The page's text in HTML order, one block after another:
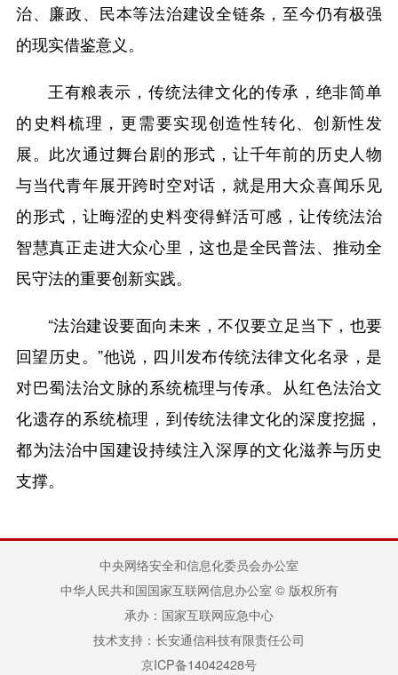
治、廉政、民本等法治建设全链条，至今仍有极强
的现实借鉴意义。
王有粮表示，传统法律文化的传承，绝非简单
的史料梳理，更需要实现创造性转化、创新性发
展。此次通过舞台剧的形式，让千年前的历史人物
与当代青年展开跨时空对话，就是用大众喜闻乐见
的形式，让晦涩的史料变得鲜活可感，让传统法治
智慧真正走进大众心里，这也是全民普法、推动全
民守法的重要创新实践。
“法治建设要面向未来，不仅要立足当下，也要
回望历史。”他说，四川发布传统法律文化名录，是
对巴蜀法治文脉的系统梳理与传承。从红色法治文
化遗存的系统梳理，到传统法律文化的深度挖掘，
都为法治中国建设持续注入深厚的文化滋养与历史
支撑。
中央网络安全和信息化委员会办公室
中华人民共和国国家互联网信息办公室 © 版权所有
承办：国家互联网应急中心
技术支持：长安通信科技有限责任公司
京ICP备14042428号